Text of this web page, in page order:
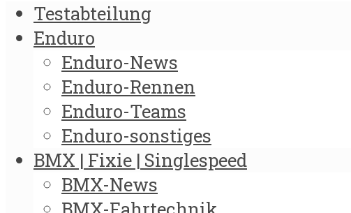
Testabteilung
Enduro
Enduro-News
Enduro-Rennen
Enduro-Teams
Enduro-sonstiges
BMX | Fixie | Singlespeed
BMX-News